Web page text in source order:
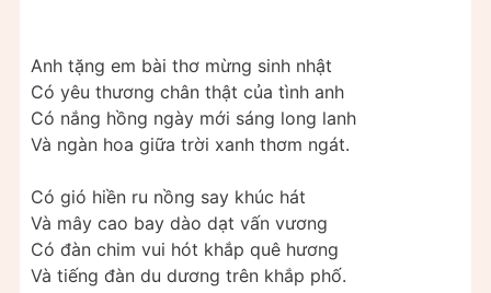
Anh tặng em bài thơ mừng sinh nhật
Có yêu thương chân thật của tình anh
Có nắng hồng ngày mới sáng long lanh
Và ngàn hoa giữa trời xanh thơm ngát.
Có gió hiền ru nồng say khúc hát
Và mây cao bay dào dạt vấn vương
Có đàn chim vui hót khắp quê hương
Và tiếng đàn du dương trên khắp phố.